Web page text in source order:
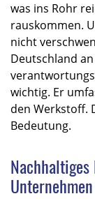
was ins Rohr
rauskommen.
nicht
Deutschland
wichtig. Er
den Werkstoff.
Bedeutung.
Nachhaltiges
Unternehmen